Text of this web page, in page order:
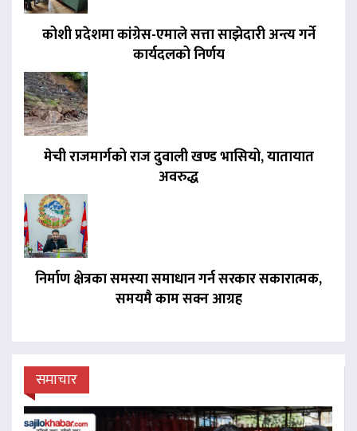
कोशी प्रदेशमा कांग्रेस-एमाले सत्ता साझेदारी अन्त्य गर्ने
कार्यदलको निर्णय
मेची राजमार्गको राज दुवाली खण्ड भासियो, यातायात
अवरुद्ध
निर्माण क्षेत्रका समस्या समाधान गर्न सरकार सकारात्मक,
समयमै काम सक्न आग्रह
समाचार